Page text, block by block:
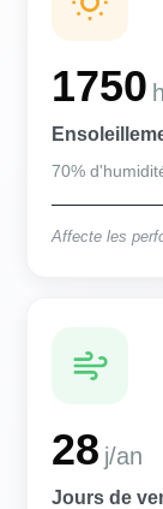
1750 h
70%
Affecte les
28 j/an
Jours de